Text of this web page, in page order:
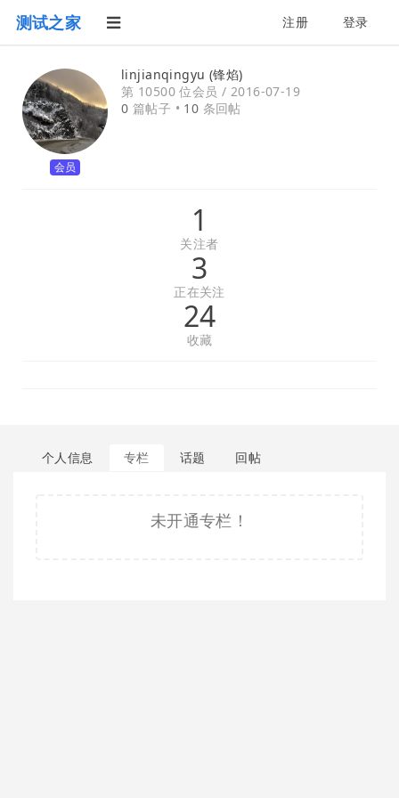
测试之家 注册 登录
会员
linjianqingyu (锋焰)
第 10500 位会员 / 2016-07-19
0 篇帖子 • 10 条回帖
1
关注者
3
正在关注
24
收藏
个人信息 专栏 话题 回帖
未开通专栏！